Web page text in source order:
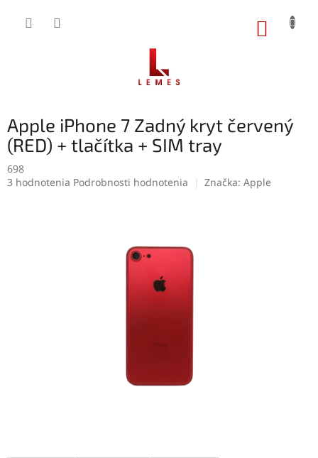
Apple iPhone 7 Zadný kryt červený
(RED) + tlačítka + SIM tray
698
Priemerné
3 hodnotenia Podrobnosti hodnotenia Značka: Apple